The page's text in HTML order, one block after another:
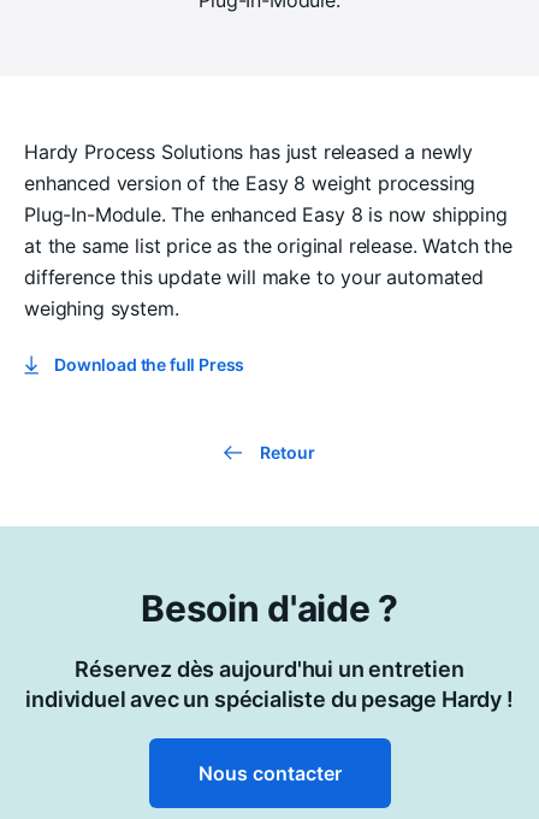
Hardy Process Solutions has just released a newly
enhanced version of the Easy 8 weight processing
Plug-In-Module. The enhanced Easy 8 is now shipping
at the same list price as the original release. Watch the
difference this update will make to your automated
weighing system.
Download the full Press
Retour
Besoin d'aide ?
Réservez dès aujourd'hui un entretien
individuel avec un spécialiste du pesage Hardy !
Nous contacter